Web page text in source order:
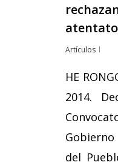
Artículos
HE
2014.
del